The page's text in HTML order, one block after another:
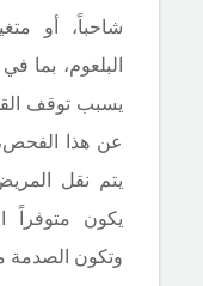
شاحباً، أو
البلعوم، بما
يسبب توقف
عن هذا
يتم نقل
يكون متوفراً
وتكون الصدمة